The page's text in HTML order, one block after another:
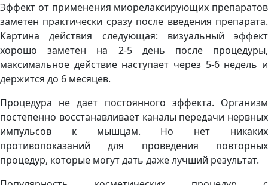
Эффект от применения миорелаксирующих препаратов
заметен практически сразу после введения препарата.
Картина действия следующая: визуальный эффект
хорошо заметен на 2-5 день после процедуры,
максимальное действие наступает через 5-6 недель и
держится до 6 месяцев.
Процедура не дает постоянного эффекта. Организм
постепенно восстанавливает каналы передачи нервных
импульсов к мышцам. Но нет никаких
противопоказаний для проведения повторных
процедур, которые могут дать даже лучший результат.